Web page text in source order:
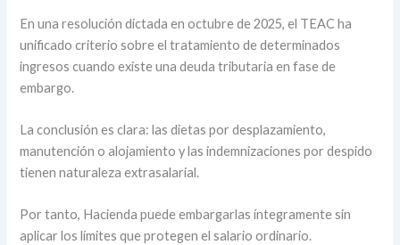
En una resolución dictada en octubre de 2025, el TEAC ha
unificado criterio sobre el tratamiento de determinados
ingresos cuando existe una deuda tributaria en fase de
embargo.
La conclusión es clara: las dietas por desplazamiento,
manutención o alojamiento y las indemnizaciones por despido
tienen naturaleza extrasalarial.
Por tanto, Hacienda puede embargarlas íntegramente sin
aplicar los límites que protegen el salario ordinario.